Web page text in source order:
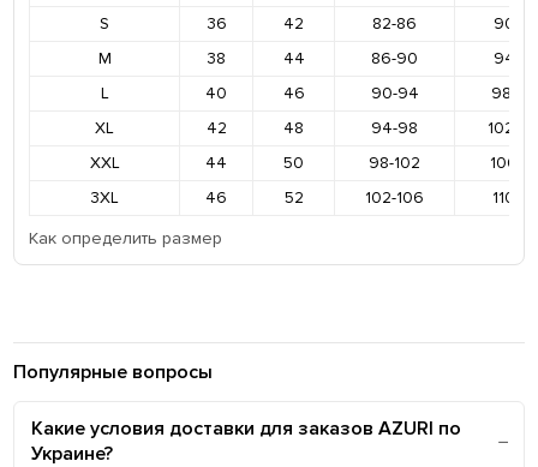
S
36 42 82-86
90-
M
38 44 86-90
94-
L
40 46 90-94
98-
XL
42 48 94-98
102-
XXL
44 50 98-102
106-
3XL
46 52 102-106
110-
Как определить размер
Популярные вопросы
Какие условия доставки для заказов AZURI по
Украине?